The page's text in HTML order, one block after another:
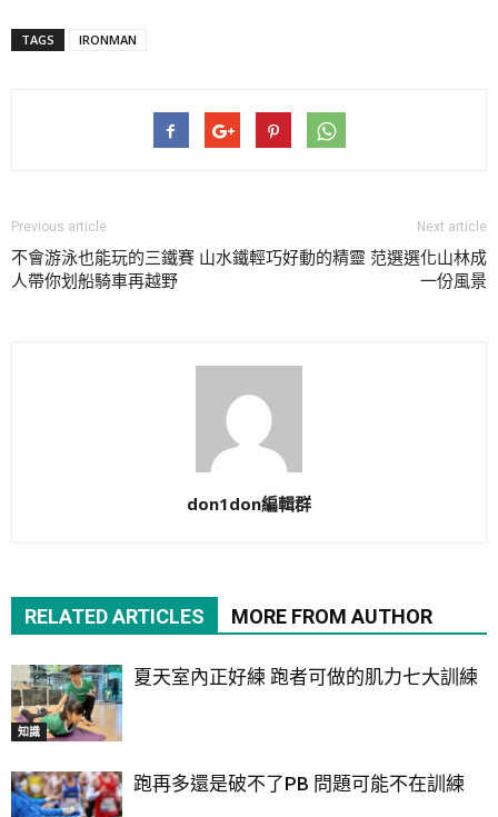
TAGS IRONMAN
Previous article
不會游泳也能玩的三鐵賽 山水鐵
人帶你划船騎車再越野
Next article
輕巧好動的精靈 范選選化山林成
一份風景
don1don編輯群
RELATED ARTICLES MORE FROM AUTHOR
知識
夏天室內正好練 跑者可做的肌力七大訓練
跑再多還是破不了PB 問題可能不在訓練